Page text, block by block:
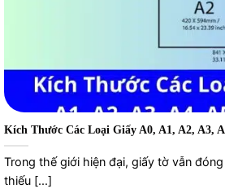
Kích Thước Các Loại Giấy A0, A1, A2, A3,
Trong thế giới hiện đại, giấy tờ vẫn
thiếu [...]